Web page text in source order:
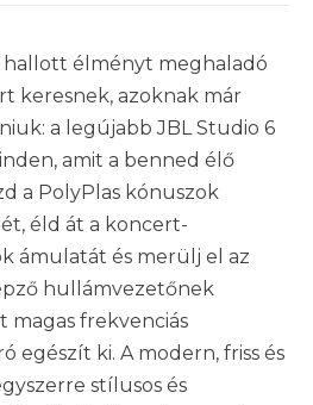
élményt meghaladó
keresnek, azoknak már
a legújabb JBL Studio 6
amit a benned élő
a PolyPlas kónuszok
éld át a koncert-
ámulatát és merülj el az
hullámvezetőnek
magas frekvenciás
egészít ki. A modern, friss és
stílusos és